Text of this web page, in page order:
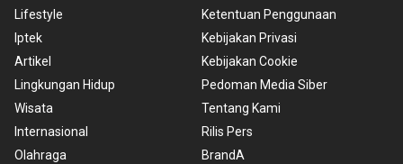
Lifestyle
Iptek
Artikel
Lingkungan Hidup
Wisata
Internasional
Olahraga
Ketentuan Penggunaan
Kebijakan Privasi
Kebijakan Cookie
Pedoman Media Siber
Tentang Kami
Rilis Pers
BrandA